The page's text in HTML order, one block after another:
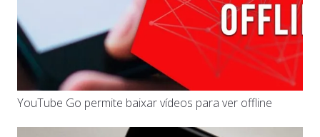
YouTube Go permite baixar vídeos para ver offline